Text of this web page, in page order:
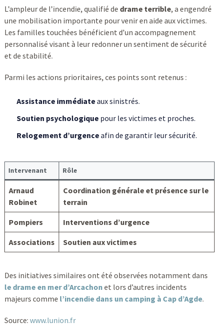
L’ampleur de l’incendie, qualifié de drame terrible, a engendré
une mobilisation importante pour venir en aide aux victimes.
Les familles touchées bénéficient d’un accompagnement
personnalisé visant à leur redonner un sentiment de sécurité
et de stabilité.
Parmi les actions prioritaires, ces points sont retenus :
Assistance immédiateaux sinistrés.
Soutien psychologiquepour les victimes et proches.
Relogement d’urgenceafin de garantir leur sécurité.
Intervenant Rôle
Arnaud
Robinet
Coordination générale et présence sur le
terrain
Pompiers Interventions d’urgence
Associations Soutien aux victimes
Des initiatives similaires ont été observées notamment dans
le drame en mer d’Arcachon et lors d’autres incidents
majeurs comme l’incendie dans un camping à Cap d’Agde.
Source: www.lunion.fr